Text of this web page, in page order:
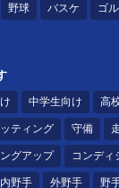
野球 バスケ ゴ
中学生向け 高
ティング 守備
グアップ コンディ
内野手 外野手 野